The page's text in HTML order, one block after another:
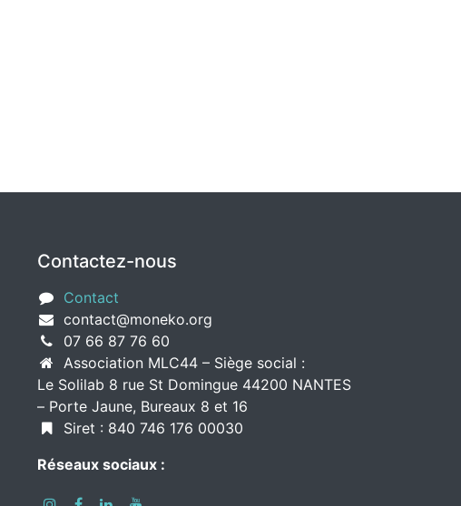
Contactez-nous
Contact
contact@moneko.org
07 66 87 76 60
Association MLC44 – Siège social :
Le Solilab 8 rue St Domingue 44200 NANTES
– Porte Jaune, Bureaux 8 et 16
Siret : 840 746 176 00030
Réseaux sociaux :